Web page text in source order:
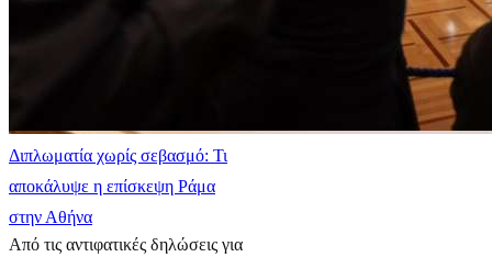
Διπλωματία χωρίς σεβασμό: Τι
αποκάλυψε η επίσκεψη Ράμα
στην Αθήνα
Από τις αντιφατικές δηλώσεις για